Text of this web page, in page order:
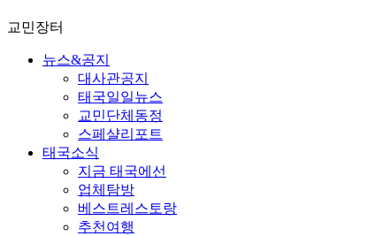
교민장터
뉴스&공지
대사관공지
태국일일뉴스
교민단체동정
스페샬리포트
태국소식
지금 태국에선
업체탐방
베스트레스토랑
추천여행